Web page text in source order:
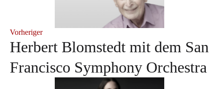
Vorheriger
Herbert Blomstedt mit dem San
Francisco Symphony Orchestra